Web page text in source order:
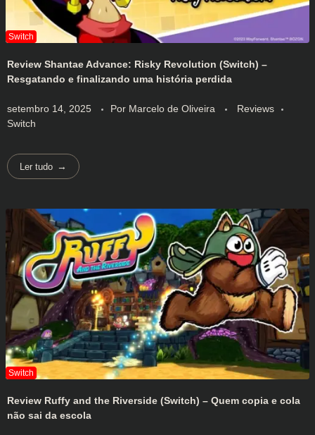
Review Shantae Advance: Risky Revolution (Switch) –
Resgatando e finalizando uma história perdida
setembro 14, 2025 Por Marcelo de Oliveira
Reviews
Switch
Ler tudo
Review Ruffy and the Riverside (Switch) – Quem copia e cola
não sai da escola